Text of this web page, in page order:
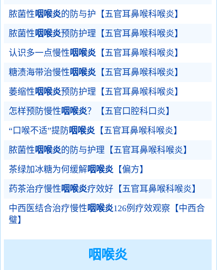
脓菌性咽喉炎的防与护【五官耳鼻喉科喉炎】
脓菌性咽喉炎预防护理【五官耳鼻喉科喉炎】
认识多一点慢性咽喉炎 【五官耳鼻喉科喉炎】
糖渍海带治慢性咽喉炎 【五官耳鼻喉科喉炎】
萎缩性咽喉炎预防护理【五官耳鼻喉科喉炎】
怎样预防慢性咽喉炎？【五官口腔科口炎】
“口喉不适”提防咽喉炎 【五官耳鼻喉科喉炎】
脓菌性咽喉炎的防与护理【五官耳鼻喉科喉炎】
茶绿加冰糖为何缓解咽喉炎 【偏方】
药茶治疗慢性咽喉炎疗效好【五官耳鼻喉科喉炎】
中西医结合治疗慢性咽喉炎126例疗效观察【中西合
璧】
咽喉炎